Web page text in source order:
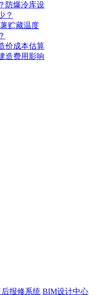
防爆冷库设
？
贮藏温度
价成本估算
造费用影响
后报修系统 BIM设计中心